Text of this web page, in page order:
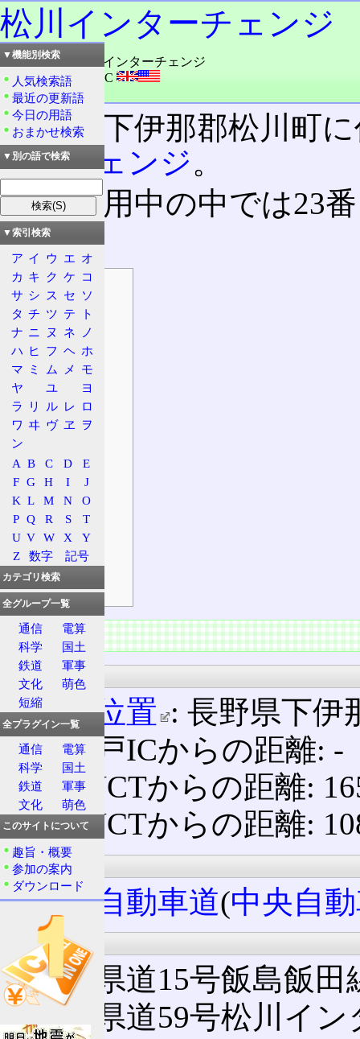
松川インターチェンジ
読み：まつかわ・インターチェンジ
外語：Matsukawa IC
品詞：その他地名
長野県下伊那郡松川町
ターチェンジ。
現在供用中の中では23
る。
目次
概要
所在地
所属路線名
接続路線名
出口案内標識
沿革
入口
出口
特徴
構造
周辺地理
高速バス
前後の施設
概要
所在地
概略位置 : 長野県下伊
高井戸ICからの距離: ‐
大月JCTからの距離:
小牧JCTからの距離:
所属路線名
中央自動車道(中央自
接続路線名
長野県道15号飯島飯田
長野県道59号松川イン
▼機能別検索
人気検索語
最近の更新語
今日の用語
おまかせ検索
▼別の語で検索
▼索引検索
ア イ ウ エ オ
カ キ ク ケ コ
サ シ ス セ ソ
タ チ ツ テ
ト
ナ ニ ヌ ネ
ノ
ハ ヒ フ ヘ ホ
マ ミ ム メ
モ
ヤ
ユ
ヨ
ラ
リ ル レ ロ
ワ ヰ ヴ ヱ
ヲ
ン
A B C D
E
F G H I
J
K L M N
O
P Q R S
T
U V W X
Y
Z
数字 記号
カテゴリ検索
全グループ一覧
通信
電算
科学
国土
鉄道
軍事
文化
萌色
短縮
全プラグイン一覧
通信
電算
科学
国土
鉄道
軍事
文化
萌色
このサイトについて
趣旨・概要
参加の案内
ダウンロード